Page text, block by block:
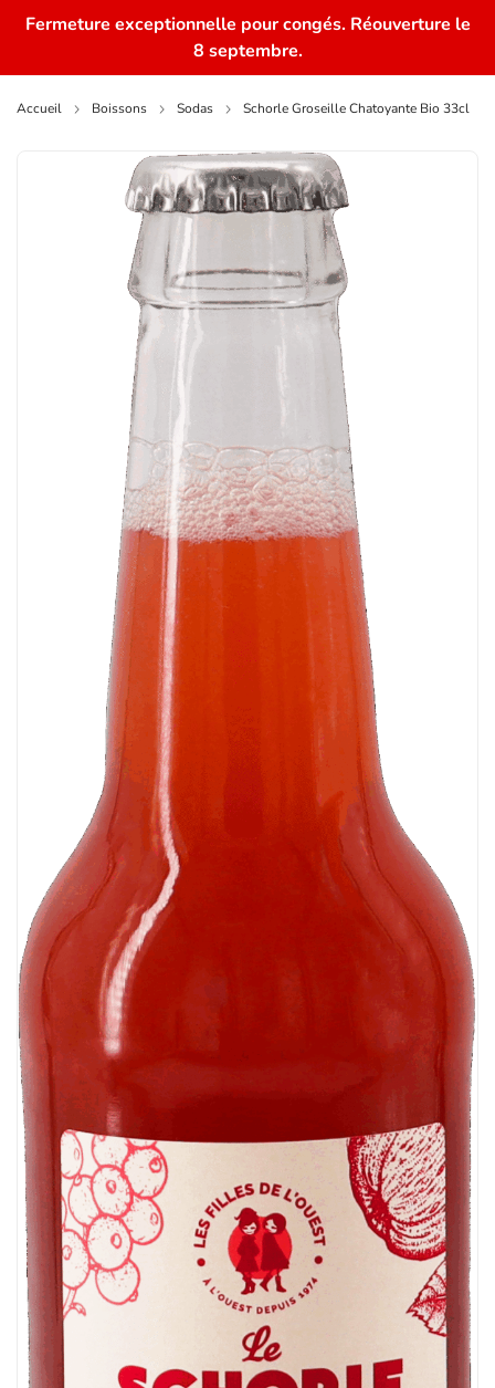
Fermeture exceptionnelle pour congés. Réouverture le
8 septembre.
Accueil Boissons Sodas Schorle Groseille Chatoyante Bio 33cl